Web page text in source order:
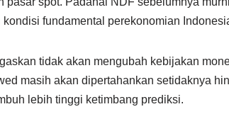
fundamental perekonomian
tidak akan mengubah kebijakan
masih akan dipertahankan setidaknya
lebih tinggi ketimbang prediksi.